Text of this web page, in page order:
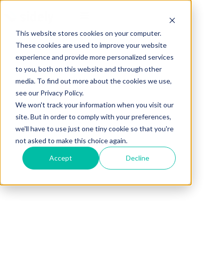
This website stores cookies on your computer.
These cookies are used to improve your website
experience and provide more personalized services
to you, both on this website and through other
media. To find out more about the cookies we use,
see our Privacy Policy.
We won't track your information when you visit our
site. But in order to comply with your preferences,
we'll have to use just one tiny cookie so that you're
not asked to make this choice again.
Accept Decline